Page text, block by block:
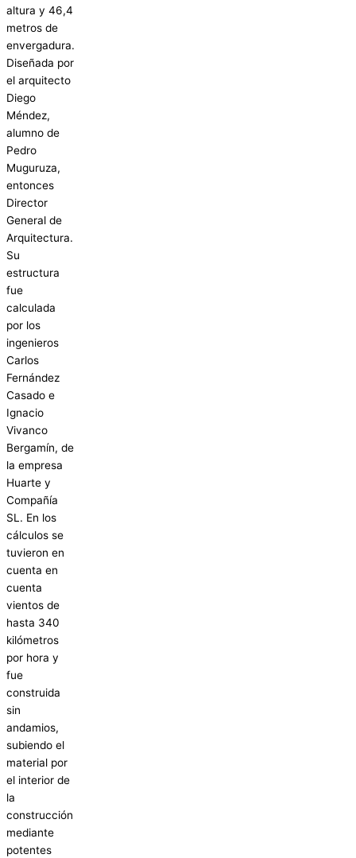
altura y 46,4
metros de
envergadura.
Diseñada por
el arquitecto
Diego
Méndez,
alumno de
Pedro
Muguruza,
entonces
Director
General de
Arquitectura.
Su
estructura
fue
calculada
por los
ingenieros
Carlos
Fernández
Casado e
Ignacio
Vivanco
Bergamín, de
la empresa
Huarte y
Compañía
SL. En los
cálculos se
tuvieron en
cuenta en
cuenta
vientos de
hasta 340
kilómetros
por hora y
fue
construida
sin
andamios,
subiendo el
material por
el interior de
la
construcción
mediante
potentes